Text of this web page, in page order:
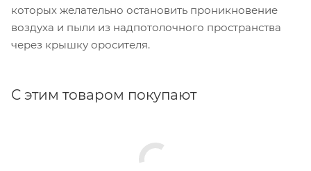
которых желательно остановить проникновение
воздуха и пыли из надпотолочного пространства
через крышку оросителя.
С этим товаром покупают